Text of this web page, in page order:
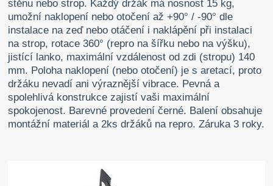
stěnu nebo strop. Každý držák má nosnost 15 kg,
umožní naklopení nebo otočení až +90° / -90° dle
instalace na zeď nebo otáčení i naklápění při instalaci
na strop, rotace 360° (repro na šířku nebo na výšku),
jistící lanko, maximální vzdálenost od zdi (stropu) 140
mm. Poloha naklopení (nebo otočení) je s aretací, proto
držáku nevadí ani výraznější vibrace. Pevná a
spolehlivá konstrukce zajistí vaši maximální
spokojenost. Barevné provedení černé. Balení obsahuje
montážní materiál a 2ks držáků na repro. Záruka 3 roky.